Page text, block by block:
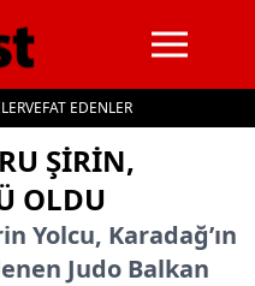
VEFAT EDENLER
ŞIRIN,
OLDU
Yolcu, Karadağ’ın
Judo Balkan